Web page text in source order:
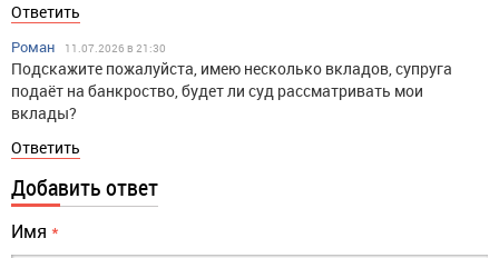
Ответить
Роман 11.07.2026 в 21:30
Подскажите пожалуйста, имею несколько вкладов, супруга
подаёт на банкроство, будет ли суд рассматривать мои
вклады?
Ответить
Добавить ответ
Имя *